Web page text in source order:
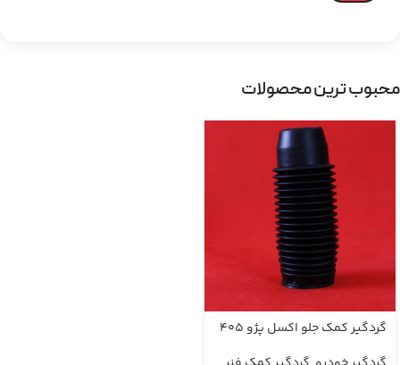
محبوب ترین محصولات
گردگیر کمک جلو اکسل پژو 405